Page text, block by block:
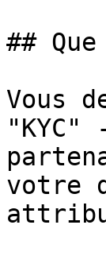
##
Vous
"KYC"
votre